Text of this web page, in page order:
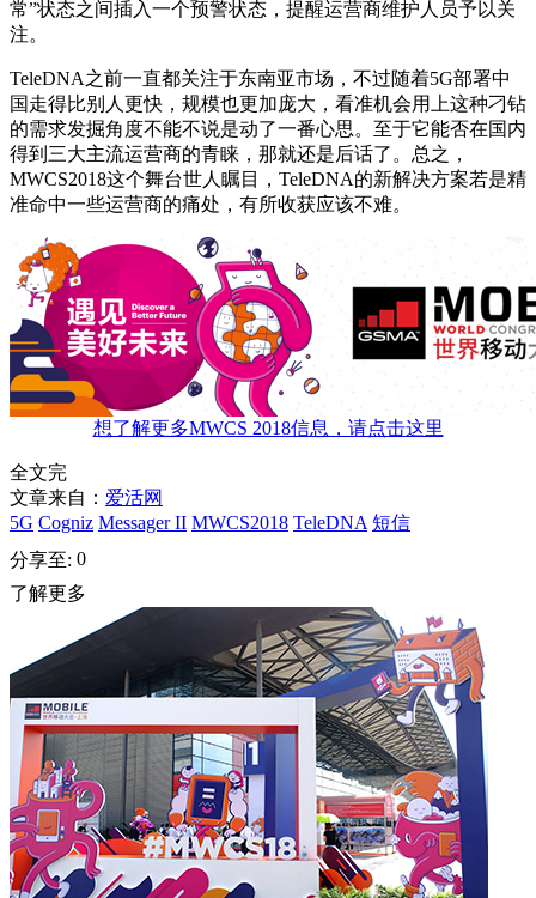
常”状态之间插入一个预警状态，提醒运营商维护人员予以关
注。
TeleDNA之前一直都关注于东南亚市场，不过随着5G部署中
国走得比别人更快，规模也更加庞大，看准机会用上这种刁钻
的需求发掘角度不能不说是动了一番心思。至于它能否在国内
得到三大主流运营商的青睐，那就还是后话了。总之，
MWCS2018这个舞台世人瞩目，TeleDNA的新解决方案若是精
准命中一些运营商的痛处，有所收获应该不难。
想了解更多MWCS 2018信息，请点击这里
全文完
文章来自： 爱活网
5G Cogniz Messager II MWCS2018 TeleDNA 短信
分享至: 0
了解更多